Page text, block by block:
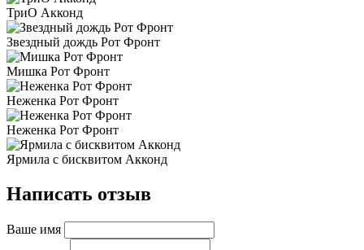
ТриО Акконд
Звездный дождь Рот Фронт
Мишка Рот Фронт
Неженка Рот Фронт
Неженка Рот Фронт
Ярмила с бисквитом Акконд
Написать отзыв
Ваше имя